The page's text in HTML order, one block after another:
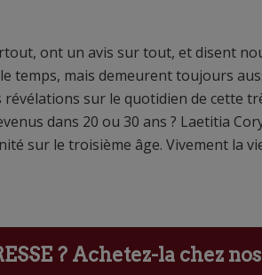
ont un avis sur tout, et disent
temps, mais demeurent toujours
sur le quotidien de cette
dans 20 ou 30 ans ? Laetitia
sur le troisième âge. Vivement la
? Achetez-la chez